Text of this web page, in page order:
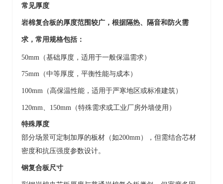
常见厚度
岩棉复合板的厚度范围较广，根据隔热、隔音和防火需
求，常用规格包括：
50mm（基础厚度，适用于一般保温需求）
75mm（中等厚度，平衡性能与成本）
100mm（高保温性能，适用于严寒地区或标准建筑）
120mm、150mm（特殊需求或工业厂房外墙使用）
特殊厚度
部分场景可定制 加厚的板材（如200mm），但需结合芯材
密度和抗压强度参数设计。
钢复合板尺寸